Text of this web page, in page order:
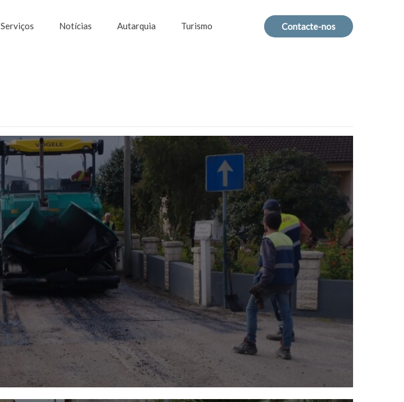
Contacte-nos
Serviços Notícias Autarquia Turismo